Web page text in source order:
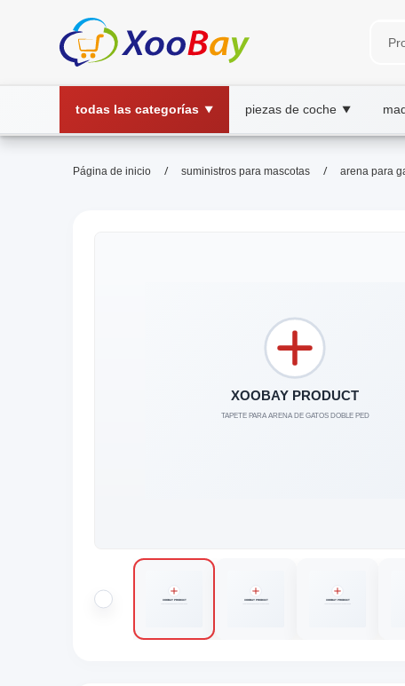
todas las categorías ▼ piezas de coche ▼
Página de inicio / suministros para mascotas / arena para